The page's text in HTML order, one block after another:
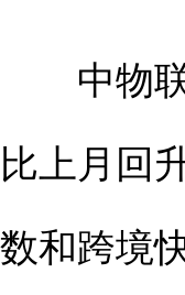
中物联
比上月回
数和跨境